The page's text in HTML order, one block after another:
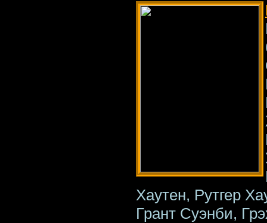
Хаутен, Рутгер
Грант Суэнби,